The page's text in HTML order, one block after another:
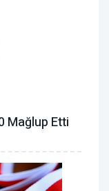
Mağlup Etti